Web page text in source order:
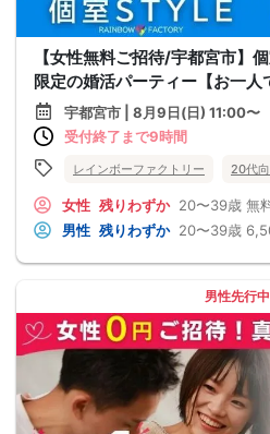
【女性無料ご招待/宇都宮市】
限定の婚活パーティー【お一人
宇都宮市 | 8月9日(日) 11:00〜
受付終了まで9時間
レインボーファクトリー 20代
女性 残りわずか 20〜39歳 無
男性 残りわずか 20〜39歳
男性先行中